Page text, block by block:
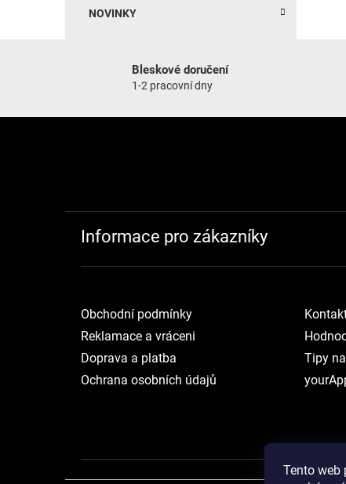
Tento web
NOVINKY
Bleskové doručení
1-2 pracovní dny
Informace pro zákazníky
Obchodní podmínky
Reklamace a vráceni
Doprava a platba
Ochrana osobních údajů
Tipy